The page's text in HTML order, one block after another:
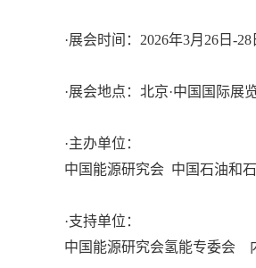
·展会时间：2026年3月26日-28
·展会地点：北京·中国国际展
·主办单位：
中国能源研究会 中国石油和
·支持单位：
中国能源研究会氢能专委会